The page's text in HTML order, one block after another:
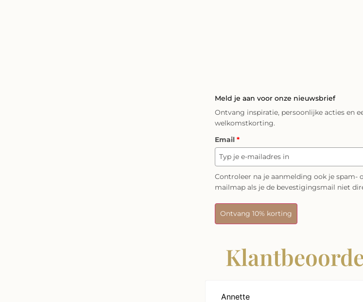
Meld je aan voor onze nieuwsbrief
Ontvang inspiratie, persoonlijke acties en
welkomstkorting.
Email *
Controleer na je aanmelding ook je spam-
mailmap als je de bevestigingsmail niet
Ontvang 10% korting